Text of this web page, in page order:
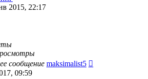
2015, 22:17
сообщение maksimalist5
09:59